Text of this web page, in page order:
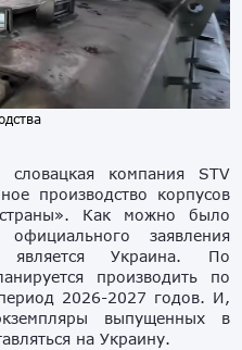
компания STV
производство корпусов
Как можно было
заявления
является Украина. По
производить по
2026-2027 годов. И,
выпущенных в
на Украину.